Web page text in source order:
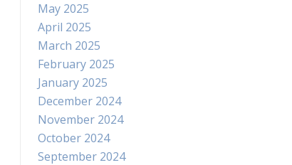
May 2025
April 2025
March 2025
February 2025
January 2025
December 2024
November 2024
October 2024
September 2024